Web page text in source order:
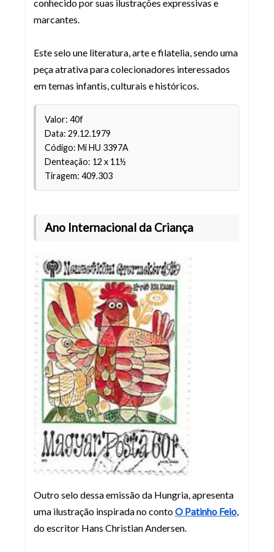
conhecido por suas ilustrações expressivas e
marcantes.
Este selo une literatura, arte e filatelia, sendo uma
peça atrativa para colecionadores interessados
em temas infantis, culturais e históricos.
Valor: 40f
Data: 29.12.1979
Código: Mi HU 3397A
Denteação: 12 x 11½
Tiragem: 409.303
Ano Internacional da Criança
Outro selo dessa emissão da Hungria, apresenta
uma ilustração inspirada no contoO Patinho Feio,
do escritor Hans Christian Andersen.